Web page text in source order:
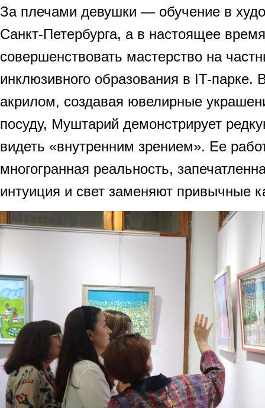
За плечами девушки — обучение в
Санкт-Петербурга, а в настоящее
совершенствовать мастерство на
инклюзивного образования в IT-
акрилом, создавая ювелирные
посуду, Муштарий демонстрирует
видеть «внутренним зрением». Ее
многогранная реальность,
интуиция и свет заменяют привычные